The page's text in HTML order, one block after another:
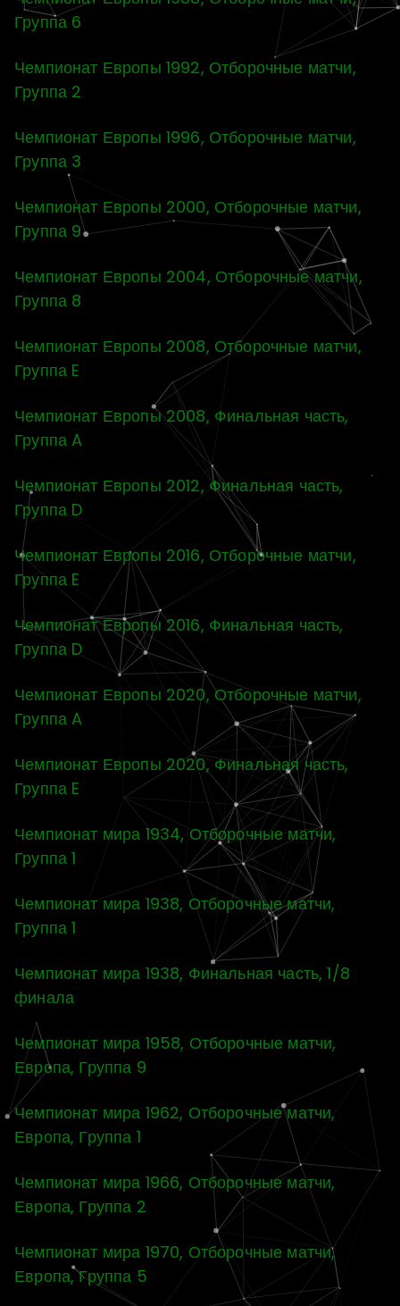
Группа 6
Чемпионат Европы 1992, Отборочные матчи,
Группа 2
Чемпионат Европы 1996, Отборочные матчи,
Группа 3
Чемпионат Европы 2000, Отборочные матчи,
Группа 9
Чемпионат Европы 2004, Отборочные матчи,
Группа 8
Чемпионат Европы 2008, Отборочные матчи,
Группа E
Чемпионат Европы 2008, Финальная часть,
Группа A
Чемпионат Европы 2012, Финальная часть,
Группа D
Чемпионат Европы 2016, Отборочные матчи,
Группа E
Чемпионат Европы 2016, Финальная часть,
Группа D
Чемпионат Европы 2020, Отборочные матчи,
Группа A
Чемпионат Европы 2020, Финальная часть,
Группа E
Чемпионат мира 1934, Отборочные матчи,
Группа 1
Чемпионат мира 1938, Отборочные матчи,
Группа 1
Чемпионат мира 1938, Финальная часть, 1/8
финала
Чемпионат мира 1958, Отборочные матчи,
Европа, Группа 9
Чемпионат мира 1962, Отборочные матчи,
Европа, Группа 1
Чемпионат мира 1966, Отборочные матчи,
Европа, Группа 2
Чемпионат мира 1970, Отборочные матчи,
Европа, Группа 5